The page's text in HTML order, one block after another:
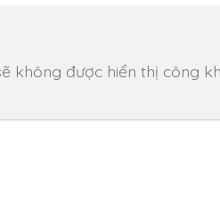
không được hiển thị công